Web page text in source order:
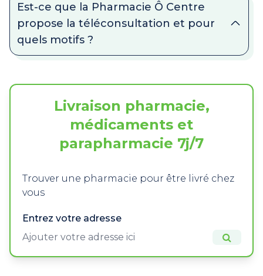
Est-ce que la Pharmacie Ô Centre
propose la téléconsultation et pour
quels motifs ?
Livraison pharmacie,
médicaments et
parapharmacie 7j/7
Trouver une pharmacie pour être livré chez
vous
Entrez votre adresse